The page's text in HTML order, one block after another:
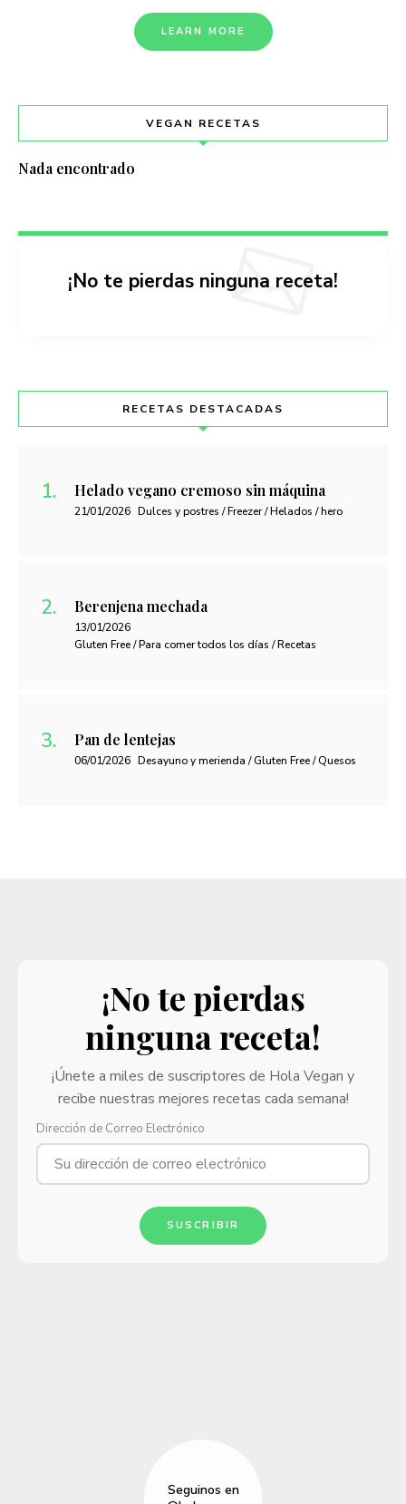
LEARN MORE
VEGAN RECETAS
Nada encontrado
¡No te pierdas ninguna receta!
RECETAS DESTACADAS
Helado vegano cremoso sin máquina
21/01/2026 Dulces y postres / Freezer / Helados / hero
Berenjena mechada
13/01/2026
Gluten Free / Para comer todos los días / Recetas
Pan de lentejas
06/01/2026 Desayuno y merienda / Gluten Free / Quesos
¡No te pierdas
ninguna receta!
¡Únete a miles de suscriptores de Hola Vegan y
recibe nuestras mejores recetas cada semana!
Dirección de Correo Electrónico
SUSCRIBIR
Seguinos en